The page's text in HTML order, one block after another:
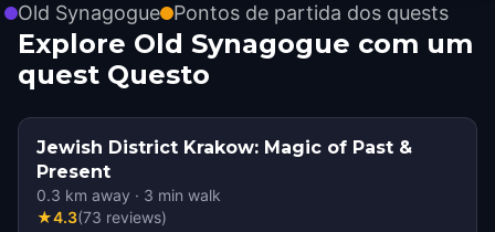
Old Synagogue Pontos de partida dos quests
Explore Old Synagogue com um
quest Questo
Jewish District Krakow: Magic of Past &
Present
0.3 km away · 3 min walk
★4.3(73 reviews)